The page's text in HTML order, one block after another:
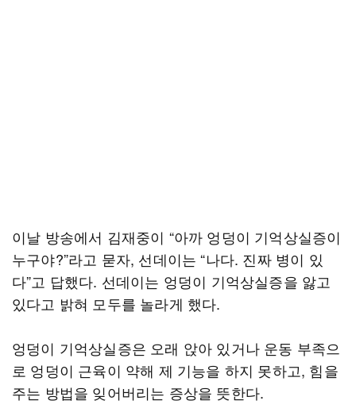
이날 방송에서 김재중이 “아까 엉덩이 기억상실증이
누구야?”라고 묻자, 선데이는 “나다. 진짜 병이 있
다”고 답했다. 선데이는 엉덩이 기억상실증을 앓고
있다고 밝혀 모두를 놀라게 했다.
엉덩이 기억상실증은 오래 앉아 있거나 운동 부족으
로 엉덩이 근육이 약해 제 기능을 하지 못하고, 힘을
주는 방법을 잊어버리는 증상을 뜻한다.